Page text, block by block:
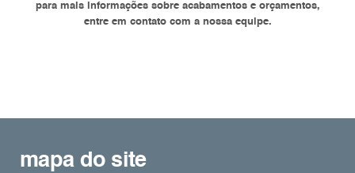
para mais informações sobre acabamentos e orçamentos,
entre em contato com a nossa equipe.
mapa do site